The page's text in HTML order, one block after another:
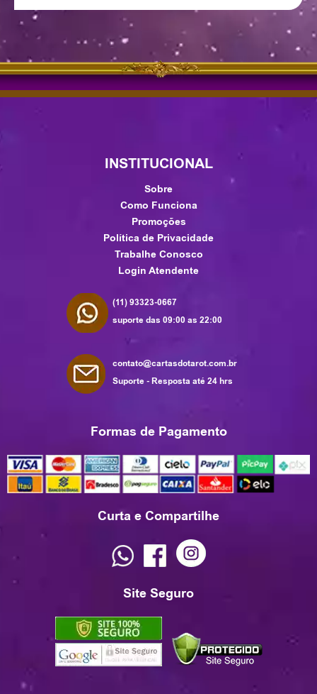
INSTITUCIONAL
Sobre
Como Funciona
Promoções
Política de Privacidade
Trabalhe Conosco
Login Atendente
(11) 93323-0667
suporte das 09:00 as 22:00
contato@cartasdotarot.com.br
Suporte - Resposta até 24 hrs
Formas de Pagamento
Curta e Compartilhe
Site Seguro